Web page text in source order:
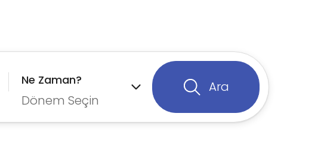
Ne Zaman?
Dönem Seçin
Ara